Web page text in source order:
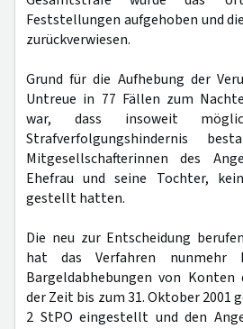
Feststellungen aufgehoben und
zurückverwiesen.
Grund für die Aufhebung der
Untreue in 77 Fällen zum
war, dass insoweit
Strafverfolgungshindernis
Mitgesellschafterinnen des
Ehefrau und seine Tochter,
gestellt hatten.
Die neu zur Entscheidung
hat das Verfahren nunmehr
Bargeldabhebungen von Konten
der Zeit bis zum 31. Oktober 2001
2 StPO eingestellt und den